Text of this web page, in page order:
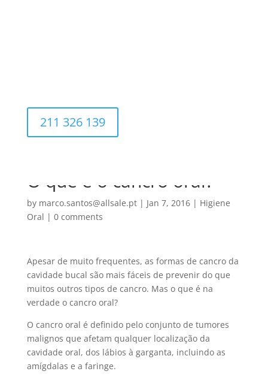
211 326 139
O que é o cancro oral?
by marco.santos@allsale.pt| Jan 7, 2016| Higiene
Oral | 0 comments
Apesar de muito frequentes, as formas de cancro da
cavidade bucal são mais fáceis de prevenir do que
muitos outros tipos de cancro. Mas o que é na
verdade o cancro oral?
O cancro oral é definido pelo conjunto de tumores
malignos que afetam qualquer localização da
cavidade oral, dos lábios à garganta, incluindo as
amígdalas e a faringe.